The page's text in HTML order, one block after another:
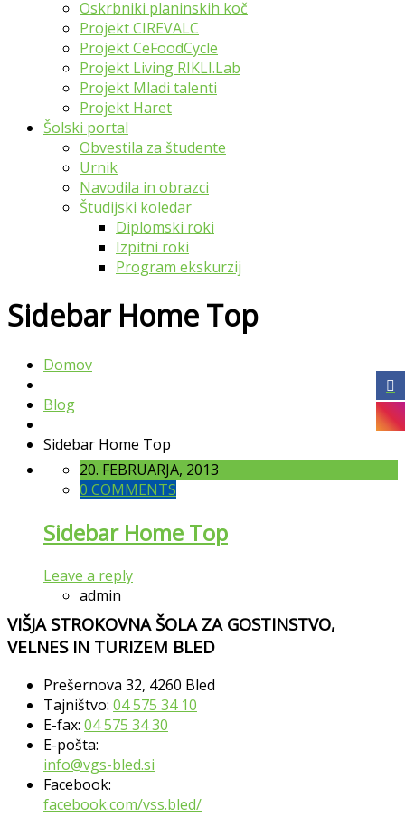
Oskrbniki planinskih koč
Projekt CIREVALC
Projekt CeFoodCycle
Projekt Living RIKLI.Lab
Projekt Mladi talenti
Projekt Haret
Šolski portal
Obvestila za študente
Urnik
Navodila in obrazci
Študijski koledar
Diplomski roki
Izpitni roki
Program ekskurzij
Sidebar Home Top
Domov
Blog
Sidebar Home Top
20. FEBRUARJA, 2013
0 COMMENTS
Sidebar Home Top
Leave a reply
admin
VIŠJA STROKOVNA ŠOLA ZA GOSTINSTVO,
VELNES IN TURIZEM BLED
Prešernova 32, 4260 Bled
Tajništvo: 04 575 34 10
E-fax: 04 575 34 30
E-pošta:
info@vgs-bled.si
Facebook:
facebook.com/vss.bled/